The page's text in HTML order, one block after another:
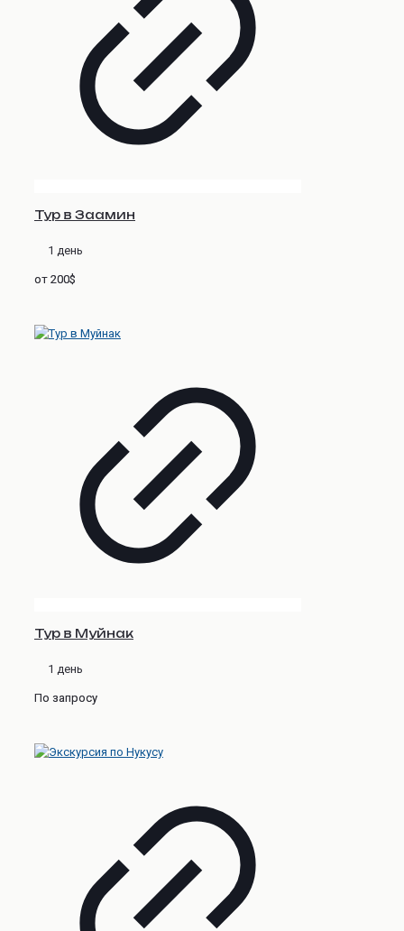
Тур в Заамин
1 день
от 200$
Тур в Муйнак
1 день
По запросу